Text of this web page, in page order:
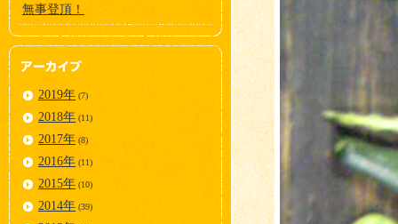
無事登頂！
2019年 (7)
2018年 (11)
2017年 (8)
2016年 (11)
2015年 (10)
2014年 (39)